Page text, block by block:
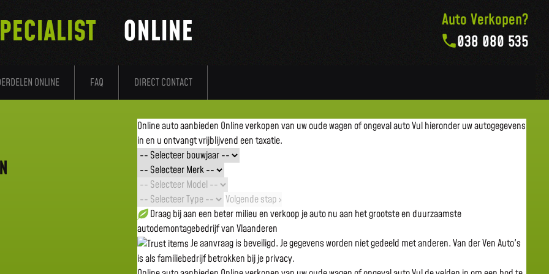
ONLINE FAQ DIRECT CONTACT
ONLINE
Auto Verkopen?
038 080 535
Online auto aanbieden Online verkopen van uw oude wagen of ongeval autoVul hieronder uw autogegevens
in en u ontvangt vrijblijvend een taxatie.
Volgende stap ›
Draag bij aan een beter milieu en verkoop je auto nu aan het grootste en duurzaamste
autodemontagebedrijf van Vlaanderen
Je aanvraag is beveiligd. Je gegevens worden niet gedeeld met anderen. Van der Ven Auto's
is als familiebedrijf betrokken bij je privacy.